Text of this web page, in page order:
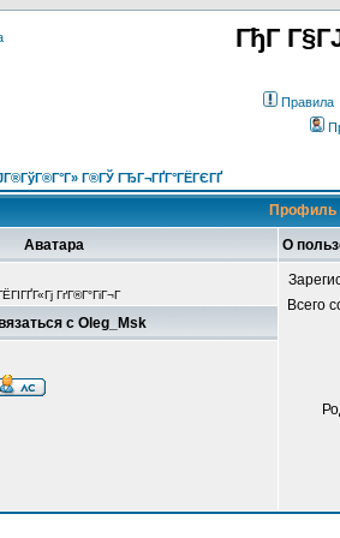
ГђГ
Правила
Г®ГЎ ГЂГ¬ГҐГ°ГЁГЄГҐ
Профиль
Аватара О
ГґГ®Г°ГіГ¬Г
Всего
с Oleg_Msk